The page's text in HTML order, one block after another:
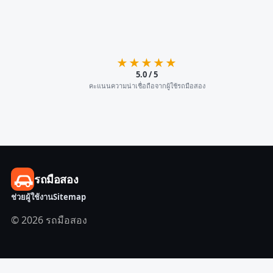
★★★★★
5.0 / 5
คะแนนความน่าเชื่อถือจากผู้ใช้รถมือสอง
รถมือสอง
ช่วยผู้ใช้งานSitemap
© 2026 รถมือสอง